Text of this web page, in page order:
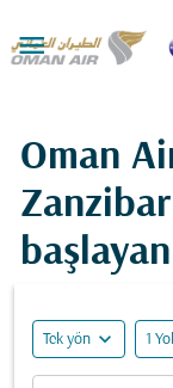

Oman
Tek yön expand_more 1